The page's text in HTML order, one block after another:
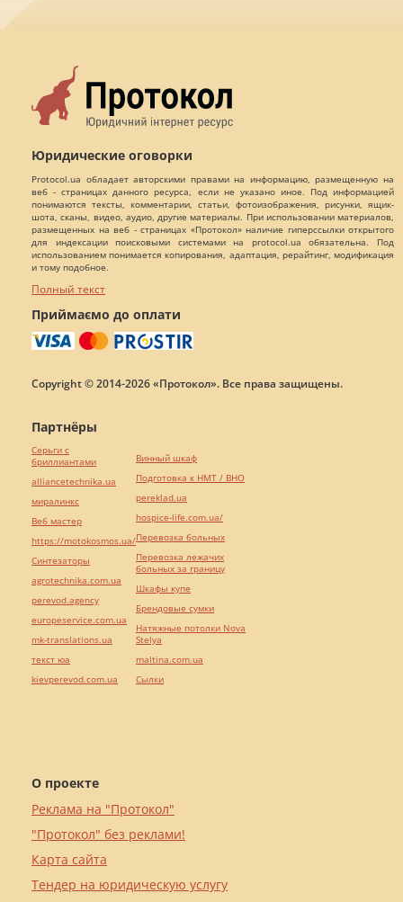
Юридические оговорки
Protocol.ua обладает авторскими правами на информацию, размещенную на
веб - страницах данного ресурса, если не указано иное. Под информацией
понимаются тексты, комментарии, статьи, фотоизображения, рисунки, ящик-
шота, сканы, видео, аудио, другие материалы. При использовании материалов,
размещенных на веб - страницах «Протокол» наличие гиперссылки открытого
для индексации поисковыми системами на protocol.ua обязательна. Под
использованием понимается копирования, адаптация, рерайтинг, модификация
и тому подобное.
Полный текст
Приймаємо до оплати
Copyright © 2014-2026 «Протокол». Все права защищены.
О проекте
Реклама на "Протокол"
"Протокол" без реклами!
Карта сайта
Тендер на юридическую услугу
Партнёры
Серьги с
бриллиантами
alliancetechnika.ua
миралинкс
Веб мастер
https://motokosmos.ua/
Синтезаторы
agrotechnika.com.ua
perevod.agency
europeservice.com.ua
mk-translations.ua
текст юа
kievperevod.com.ua
Винный шкаф
Подготовка к НМТ / ВНО
pereklad.ua
hospice-life.com.ua/
Перевозка больных
Перевозка лежачих
больных за границу
Шкафы купе
Брендовые сумки
Натяжные потолки Nova
Stelya
maltina.com.ua
Cылки